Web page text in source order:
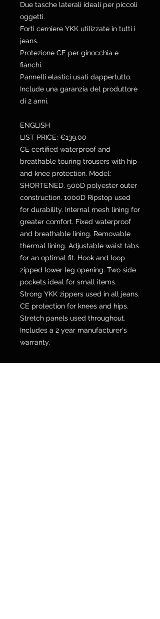
Due tasche laterali ideali per piccoli
oggetti.
Forti cerniere YKK utilizzate in tutti i
jeans.
Protezione CE per ginocchia e
fianchi.
Pannelli elastici usati dappertutto.
Include una garanzia del produttore
di 2 anni.
ENGLISH
LIST PRICE: €139.00
CE certified waterproof and
breathable touring trousers with hip
and knee protection. Model:
SHORTENED. 500D polyester outer
construction. 1000D Ripstop used
for durability. Internal mesh lining for
greater comfort. Fixed waterproof
and breathable lining. Removable
thermal lining. Adjustable waist tabs
for an optimal fit. Hook and loop
zipped lower leg opening. Two side
pockets ideal for small items.
Strong YKK zippers used in all jeans.
CE protection for knees and hips.
Stretch panels used throughout.
Includes a 2 year manufacturer's
warranty.